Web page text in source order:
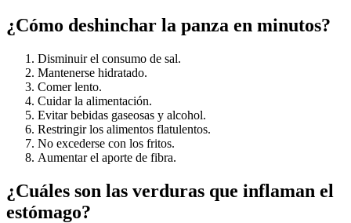
¿Cómo deshinchar la panza en minutos?
Disminuir el consumo de sal.
Mantenerse hidratado.
Comer lento.
Cuidar la alimentación.
Evitar bebidas gaseosas y alcohol.
Restringir los alimentos flatulentos.
No excederse con los fritos.
Aumentar el aporte de fibra.
¿Cuáles son las verduras que inflaman el
estómago?